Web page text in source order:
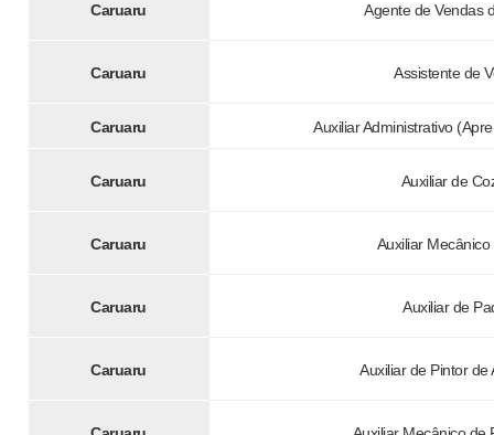
Caruaru Agente de Vendas
Caruaru Assistente de
Caruaru Auxiliar Administrativo
Caruaru Auxiliar de
Caruaru Auxiliar Mecânico
Caruaru Auxiliar de
Caruaru Auxiliar de Pintor de